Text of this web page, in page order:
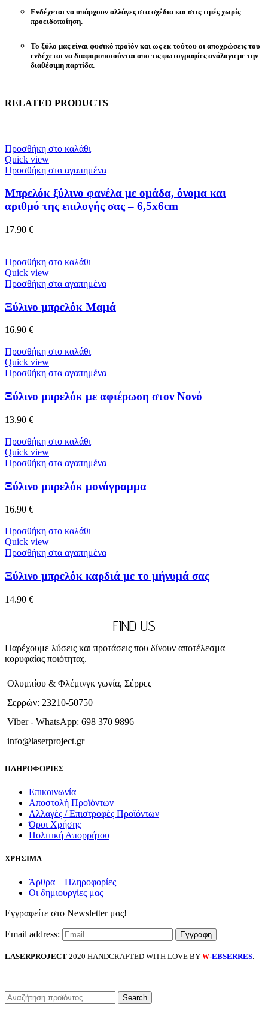
Ενδέχεται να υπάρχουν αλλάγες στα σχέδια και στις τιμές χωρίς
προειδοποίηση.
Το ξύλο μας είναι φυσικό προϊόν και ως εκ τούτου οι αποχρώσεις του
ενδέχεται να διαφοροποιούνται απο τις φωτογραφίες ανάλογα με την
διαθέσιμη παρτίδα.
RELATED PRODUCTS
Προσθήκη στο καλάθι
Quick view
Προσθήκη στα αγαπημένα
Μπρελόκ ξύλινo φανέλα με ομάδα, όνομα και
αριθμό της επιλογής σας – 6,5x6cm
17.90 €
Προσθήκη στο καλάθι
Quick view
Προσθήκη στα αγαπημένα
Ξύλινο μπρελόκ Μαμά
16.90 €
Προσθήκη στο καλάθι
Quick view
Προσθήκη στα αγαπημένα
Ξύλινο μπρελόκ με αφιέρωση στον Νονό
13.90 €
Προσθήκη στο καλάθι
Quick view
Προσθήκη στα αγαπημένα
Ξύλινο μπρελόκ μονόγραμμα
16.90 €
Προσθήκη στο καλάθι
Quick view
Προσθήκη στα αγαπημένα
Ξύλινο μπρελόκ καρδιά με το μήνυμά σας
14.90 €
FIND US
Παρέχουμε λύσεις και προτάσεις που δίνουν αποτέλεσμα
κορυφαίας ποιότητας.
Ολυμπίου & Φλέμινγκ γωνία, Σέρρες
Σερρών: 23210-50750
Viber - WhatsApp: 698 370 9896
info@laserproject.gr
ΠΛΗΡΟΦΟΡΙΕΣ
Επικοινωνία
Αποστολή Προϊόντων
Αλλαγές / Επιστροφές Προϊόντων
Όροι Χρήσης
Πολιτική Απορρήτου
ΧΡΗΣΙΜΑ
Άρθρα – Πληροφορίες
Οι δημιουργίες μας
Εγγραφείτε στο Newsletter μας!
Email address:
LASERPROJECT 2020 HANDCRAFTED WITH LOVE BY W-EBSERRES.
Search